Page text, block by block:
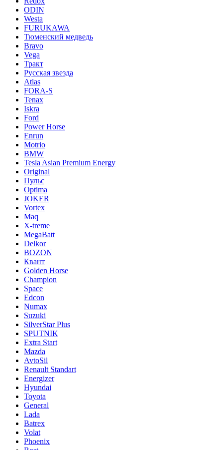
ODIN
Westa
FURUKAWA
Тюменский медведь
Bravo
Vega
Тракт
Русская звезда
Atlas
FORA-S
Tenax
Iskra
Ford
Power Horse
Enrun
Motrio
BMW
Tesla Asian Premium Energy
Original
Пульс
Optima
JOKER
Vortex
Maq
X-treme
MegaBatt
Delkor
BOZON
Квант
Golden Horse
Champion
Space
Edcon
Numax
Suzuki
SilverStar Plus
SPUTNIK
Extra Start
Mazda
AvtoSil
Renault Standart
Energizer
Hyundai
Toyota
General
Lada
Batrex
Volat
Phoenix